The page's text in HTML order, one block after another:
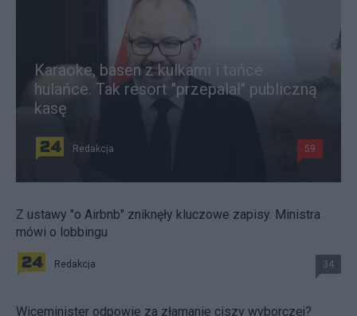
Karaoke, basen z kulkami i tańce
hulańce. Tak resort "przepalał" publiczną
kasę
Redakcja 59
Z ustawy "o Airbnb" zniknęły kluczowe zapisy. Ministra
mówi o lobbingu
Redakcja 34
Wiceminister odpowie za złamanie ciszy wyborczej?